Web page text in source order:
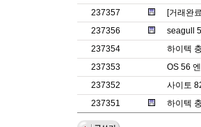
237357
[거래완
237356
seagull
237354
하이텍
237353
OS 56
237352
사이토
237351
하이텍